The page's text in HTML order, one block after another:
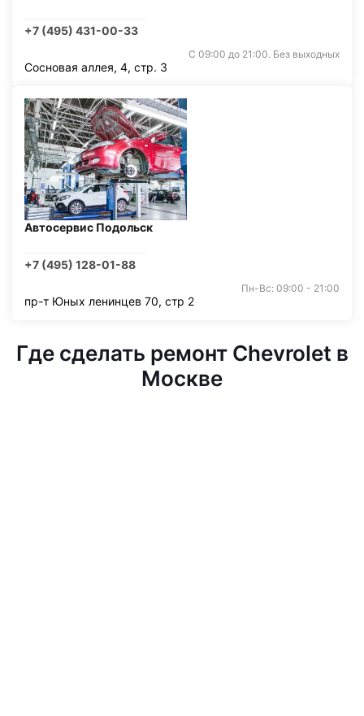
+7 (495) 431-00-33
С 09:00 до 21:00. Без выходных
Сосновая аллея, 4, стр. 3
Автосервис Подольск
+7 (495) 128-01-88
Пн-Вс: 09:00 - 21:00
пр-т Юных ленинцев 70, стр 2
Где сделать ремонт Chevrolet в
Москве